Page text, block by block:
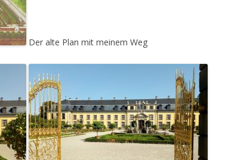
Der alte Plan mit meinem Weg